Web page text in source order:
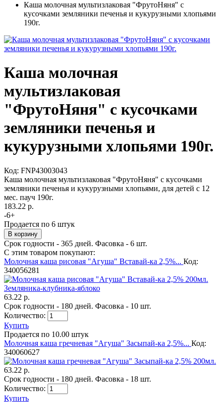
Каша молочная мультизлаковая "ФрутоНяня" с
кусочками земляники печенья и кукурузными хлопьями
190г.
Каша молочная
мультизлаковая
"ФрутоНяня" с кусочками
земляники печенья и
кукурузными хлопьями 190г.
Код: FNP43003043
Каша молочная мультизлаковая "ФрутоНяня" с кусочками
земляники печенья и кукурузными хлопьями, для детей с 12
мес. пауч 190г.
183.22 р.
-6+
Продается по 6 штук
Срок годности - 365 дней. Фасовка - 6 шт.
С этим товаром покупают:
Молочная каша рисовая "Агуша" Вставай-ка 2,5%... Код:
340056281
63.22 р.
Срок годности - 180 дней. Фасовка - 10 шт.
Количество:
Купить
Продается по 10.00 штук
Молочная каша гречневая "Агуша" Засыпай-ка 2,5%... Код:
340060627
63.22 р.
Срок годности - 180 дней. Фасовка - 18 шт.
Количество:
Купить